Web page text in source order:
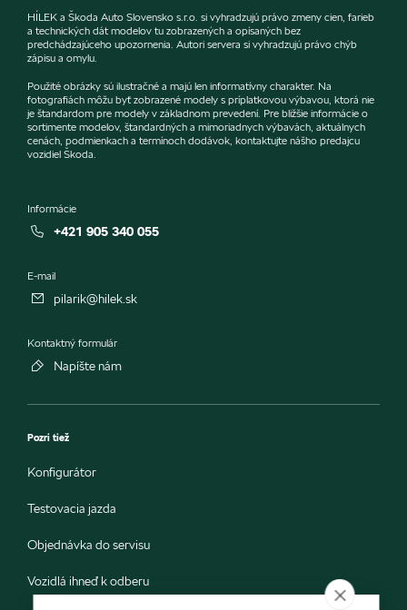
HÍLEK a Škoda Auto Slovensko s.r.o. si vyhradzujú právo zmeny cien, farieb
a technických dát modelov tu zobrazených a opísaných bez
predchádzajúceho upozornenia. Autori servera si vyhradzujú právo chýb
zápisu a omylu.
Použité obrázky sú ilustračné a majú len informatívny charakter. Na
fotografiách môžu byť zobrazené modely s príplatkovou výbavou, ktorá nie
je štandardom pre modely v základnom prevedení. Pre bližšie informácie o
sortimente modelov, štandardných a mimoriadnych výbavách, aktuálnych
cenách, podmienkach a termínoch dodávok, kontaktujte nášho predajcu
vozidiel Škoda.
Informácie
+421 905 340 055
E-mail
pilarik@hilek.sk
Kontaktný formulár
Napíšte nám
Pozri tiež
Konfigurátor
Testovacia jazda
Objednávka do servisu
Vozidlá ihneď k odberu